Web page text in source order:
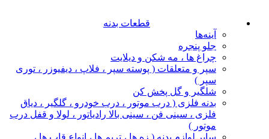
قطعات بدنه
آینه‌ها
جلو پنجره
چراغ‌ ها ، مه‌ شکن و دیلایت
سپر و متعلقات ( پوسته سپر ، فلاپ ، دیفیوزر ، توری
سپر )
شلگیر و گل‌ پخش‌ کن
بدنه فلزی ( درب موتور ، درب خودرو ، گلگیر ، دیاق
فلزی ، سینی فن ، سینی بالا رادیاتور ، لولا و قفل درب
موتور )